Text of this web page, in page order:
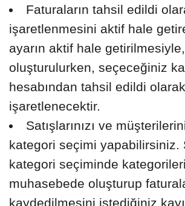
Faturaların tahsil edildi
işaretlenmesini aktif hale
ayarın aktif hale
oluşturulurken, seçeceğiniz
hesabından tahsil edildi olarak
işaretlenecektir.
Satışlarınızı ve
kategori seçimi yapabilirsiniz.
kategori seçiminde
muhasebede oluşturup
kaydedilmesini istediğiniz